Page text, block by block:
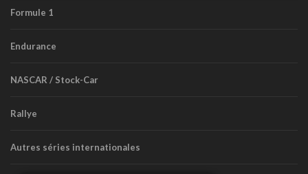
Formule 1
Endurance
NASCAR / Stock-Car
Rallye
Autres séries internationales